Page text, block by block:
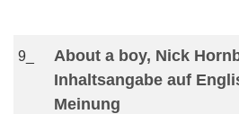
9_
About a boy, Nick
Inhaltsangabe auf
Meinung